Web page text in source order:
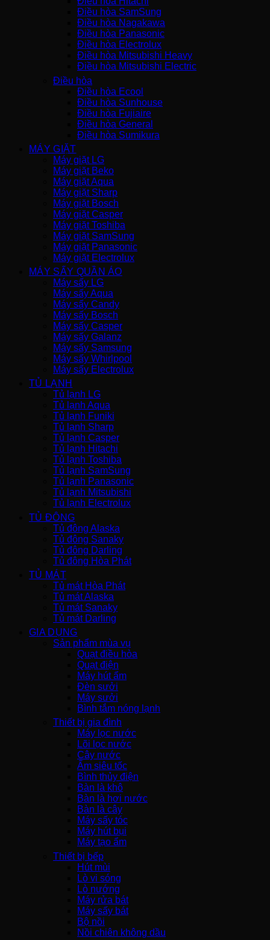
Điều hòa SamSung
Điều hòa Nagakawa
Điều hòa Panasonic
Điều hòa Electrolux
Điều hòa Mitsubishi Heavy
Điều hòa Mitsubishi Electric
Điều hòa
Điều hòa Ecool
Điều hòa Sunhouse
Điều hòa Fujiaire
Điều hòa General
Điều hòa Sumikura
MÁY GIẶT
Máy giặt LG
Máy giặt Beko
Máy giặt Aqua
Máy giặt Sharp
Máy giặt Bosch
Máy giặt Casper
Máy giặt Toshiba
Máy giặt SamSung
Máy giặt Panasonic
Máy giặt Electrolux
MÁY SẤY QUẦN ÁO
Máy sấy LG
Máy sấy Aqua
Máy sấy Candy
Máy sấy Bosch
Máy sấy Casper
Máy sấy Galanz
Máy sấy Samsung
Máy sấy Whirlpool
Máy sấy Electrolux
TỦ LẠNH
Tủ lạnh LG
Tủ lạnh Aqua
Tủ lạnh Funiki
Tủ lạnh Sharp
Tủ lạnh Casper
Tủ lạnh Hitachi
Tủ lạnh Toshiba
Tủ lạnh SamSung
Tủ lạnh Panasonic
Tủ lạnh Mitsubishi
Tủ lạnh Electrolux
TỦ ĐÔNG
Tủ đông Alaska
Tủ đông Sanaky
Tủ đông Darling
Tủ đông Hòa Phát
TỦ MÁT
Tủ mát Hòa Phát
Tủ mát Alaska
Tủ mát Sanaky
Tủ mát Darling
GIA DỤNG
Sản phẩm mùa vụ
Quạt điều hòa
Quạt điện
Máy hút ẩm
Đèn sưởi
Máy sưởi
Bình tắm nóng lạnh
Thiết bị gia đình
Máy lọc nước
Lõi lọc nước
Cây nước
Ấm siêu tốc
Bình thủy điện
Bàn là khô
Bàn là hơi nước
Bàn là cây
Máy sấy tóc
Máy hút bụi
Máy tạo ẩm
Thiết bị bếp
Hút mùi
Lò vi sóng
Lò nướng
Máy rửa bát
Máy sấy bát
Bộ nồi
Nồi chiên không dầu